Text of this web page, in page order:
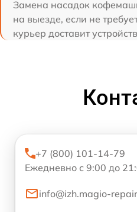
Замена насадок
на выезде, если не
курьер доставит
+7 (800) 101-14-79
Ежедневно с 9:00 до
info@izh.magio-